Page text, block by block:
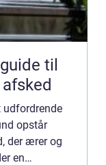
til
opstår
der ærer og
en